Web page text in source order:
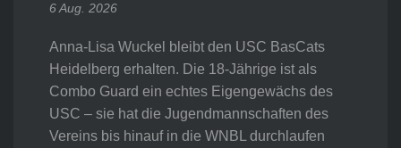
6 Aug. 2026
Anna-Lisa Wuckel bleibt den USC BasCats
Heidelberg erhalten. Die 18-Jährige ist als
Combo Guard ein echtes Eigengewächs des
USC – sie hat die Jugendmannschaften des
Vereins bis hinauf in die WNBL durchlaufen